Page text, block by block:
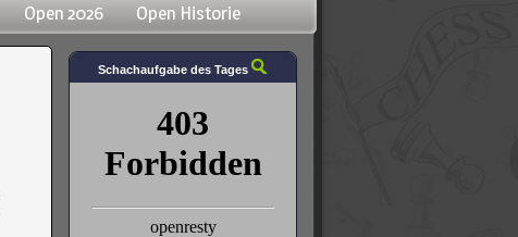
Open 2026 Open Historie
Schachaufgabe des Tages